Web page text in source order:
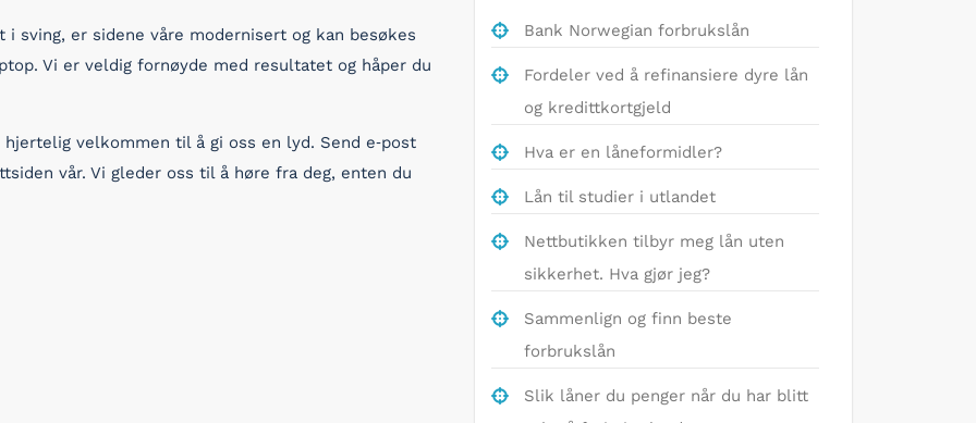
sving, er sidene våre modernisert og kan besøkes
Vi er veldig fornøyde med resultatet og håper du
velkommen til å gi oss en lyd. Send e‐post
vår. Vi gleder oss til å høre fra deg, enten du
Bank Norwegian forbrukslån
Fordeler ved å refinansiere dyre lån
og kredittkortgjeld
Hva er en låneformidler?
Lån til studier i utlandet
Nettbutikken tilbyr meg lån uten
sikkerhet. Hva gjør jeg?
Sammenlign og finn beste
forbrukslån
Slik låner du penger når du har blitt